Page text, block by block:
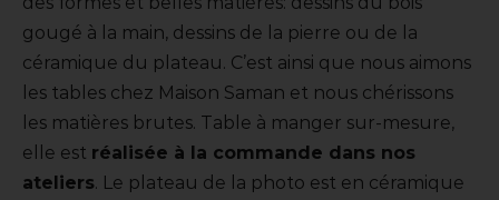
gougé à la main, dessins de la pierre ou de la
céramique du plateau. C’est ainsi que nous aimons
les tables chez Maison Saman et nous chérissons
les matières brutes. Table à manger sur-mesure,
elle est réalisée à la commande dans nos
ateliers. Le plateau de la photo est en céramique